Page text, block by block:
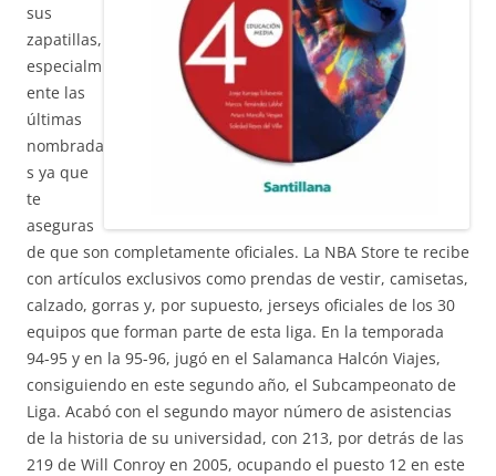
sus
zapatillas,
especialm
ente las
últimas
nombrada
s ya que
te
aseguras
de que son completamente oficiales. La NBA Store te recibe
con artículos exclusivos como prendas de vestir, camisetas,
calzado, gorras y, por supuesto, jerseys oficiales de los 30
equipos que forman parte de esta liga. En la temporada
94-95 y en la 95-96, jugó en el Salamanca Halcón Viajes,
consiguiendo en este segundo año, el Subcampeonato de
Liga. Acabó con el segundo mayor número de asistencias
de la historia de su universidad, con 213, por detrás de las
219 de Will Conroy en 2005, ocupando el puesto 12 en este